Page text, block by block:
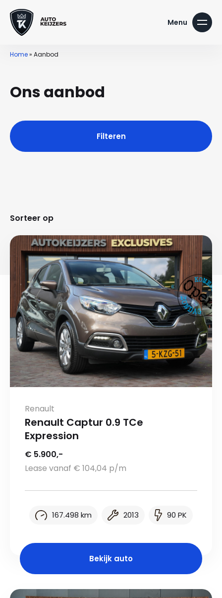
Home» Aanbod
Ons aanbod
Filteren
Sorteer op
Renault
Renault Captur 0.9 TCe
Expression
€ 5.900,-
Lease vanaf € 104,04 p/m
167.498 km 2013 90 PK
Bekijk auto